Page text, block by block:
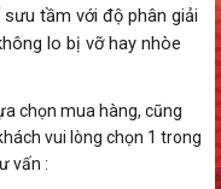
tầm với độ phân giải
lo bị vỡ hay nhòe
chọn mua hàng, cũng
vui lòng chọn 1 trong
vấn :